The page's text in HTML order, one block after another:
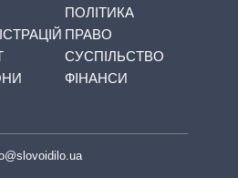
ПОЛІТИКА
ПРАВО
СУСПІЛЬСТВО
ФІНАНСИ